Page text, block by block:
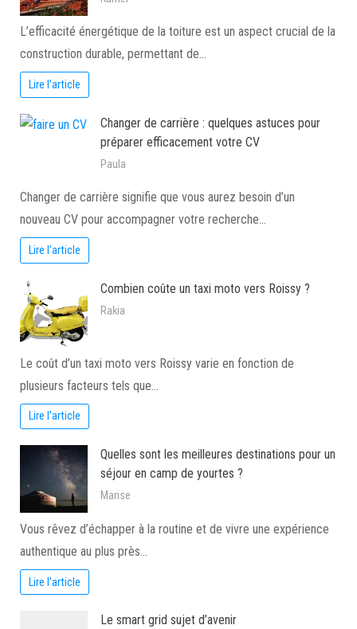
L’efficacité énergétique de la toiture est un aspect crucial de la
construction durable, permettant de…
Lire l'article
Changer de carrière : quelques astuces pour
préparer efficacement votre CV
Paula
Changer de carrière signifie que vous aurez besoin d’un
nouveau CV pour accompagner votre recherche…
Lire l'article
Combien coûte un taxi moto vers Roissy ?
Rakia
Le coût d’un taxi moto vers Roissy varie en fonction de
plusieurs facteurs tels que…
Lire l'article
Quelles sont les meilleures destinations pour un
séjour en camp de yourtes ?
Marise
Vous rêvez d’échapper à la routine et de vivre une expérience
authentique au plus près…
Lire l'article
Le smart grid sujet d’avenir